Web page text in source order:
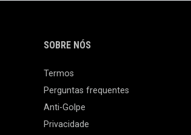
SOBRE NÓS
Termos
Perguntas frequentes
Anti-Golpe
Privacidade